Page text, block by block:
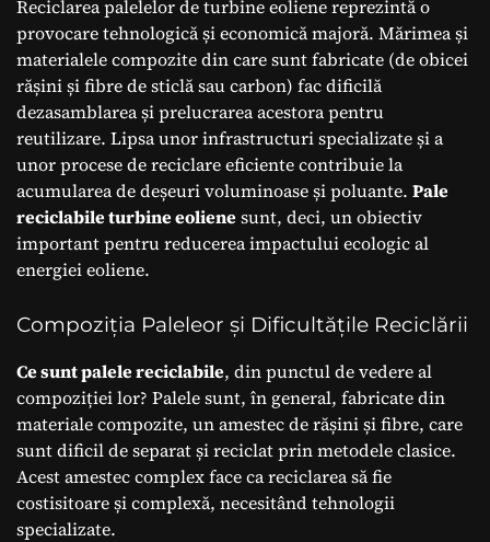
Reciclarea palelelor de turbine eoliene reprezintă o
provocare tehnologică și economică majoră. Mărimea și
materialele compozite din care sunt fabricate (de obicei
rășini și fibre de sticlă sau carbon) fac dificilă
dezasamblarea și prelucrarea acestora pentru
reutilizare. Lipsa unor infrastructuri specializate și a
unor procese de reciclare eficiente contribuie la
acumularea de deșeuri voluminoase și poluante. Pale
reciclabile turbine eolienesunt, deci, un obiectiv
important pentru reducerea impactului ecologic al
energiei eoliene.
Compoziția Paleleor și Dificultățile Reciclării
Ce sunt palele reciclabile, din punctul de vedere al
compoziției lor? Palele sunt, în general, fabricate din
materiale compozite, un amestec de rășini și fibre, care
sunt dificil de separat și reciclat prin metodele clasice.
Acest amestec complex face ca reciclarea să fie
costisitoare și complexă, necesitând tehnologii
specializate.